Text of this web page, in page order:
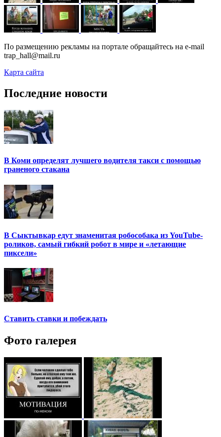
По размещению рекламы на портале обращайтесь на e-mail
trap_hall@mail.ru
Карта сайта
Последние новости
В Коми определят лучшего водителя такси с помощью
граненого стакана
В Сыктывкар едут знаменитая робособака из YouTube-
роликов, самый гибкий робот в мире и «летающие
пиксели»
Ставить ставки и побеждать
Фото галерея